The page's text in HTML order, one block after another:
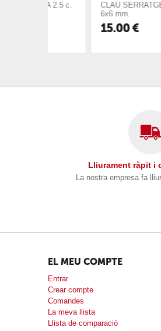
CLAU SERRATGE RAMA 4
Lliurament ràpit i
La nostra empresa fa
EL MEU COMPTE
Entrar
Crear compte
Comandes
La meva llista
Llista de comparació